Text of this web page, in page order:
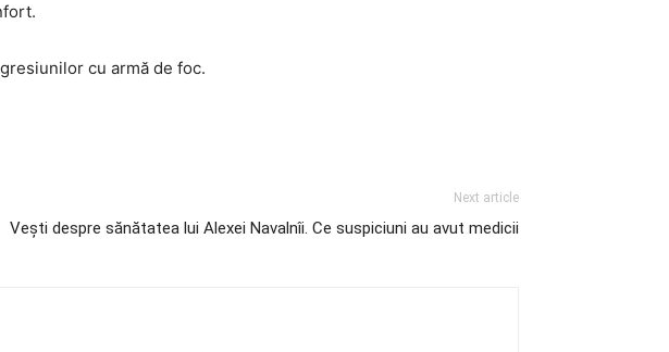
cu armă de foc.
Next article
Vești despre sănătatea lui Alexei Navalnîi. Ce suspiciuni au avut medicii